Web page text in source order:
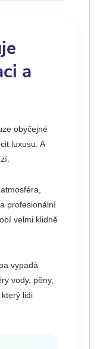
a
obyčejné
luxusu. A
profesionální
velmi klidně
vypadá
vody, pěny,
lidi